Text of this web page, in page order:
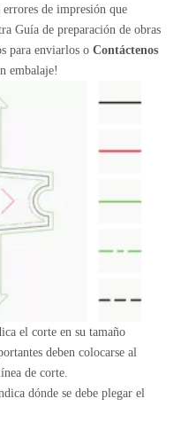
errores de impresión que
Guía de preparación de obras
para enviarlos o Contáctenos
embalaje!
el corte en su tamaño
deben colocarse al
de corte.
dónde se debe plegar el